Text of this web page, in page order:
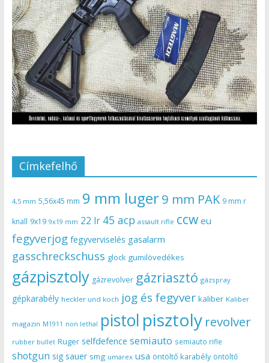
Címkefelhő
4,5 mm 5,56x45 mm 9 mm luger9 mm PAK 9 mm r
knall 9x19 9x19 mm 22 lr 45 acp assault rifle ccw eu
fegyverjog fegyverviselés gasalarm
gasschreckschuss glock gumilövedékes
gázpisztoly gázrevolver gázriasztó gázspray
gépkarabély heckler und koch jog és fegyver kaliber Kaliber
magazin M1911 non lethal pistol pisztoly revolver
rubber bullet Ruger selfdefence semiauto semiauto rifle
shotgun sig sauer smg umarex usa öntöltő karabély öntöltő